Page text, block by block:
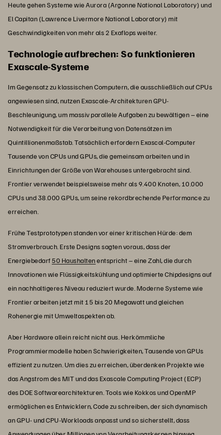
Heute gehen Systeme wie Aurora (Argonne National Laboratory) und
El Capitan (Lawrence Livermore National Laboratory) mit
Geschwindigkeiten von mehr als 2 Exaflops weiter.
Technologie aufbrechen: So funktionieren
Exascale-Systeme
Im Gegensatz zu klassischen Computern, die ausschließlich auf CPUs
angewiesen sind, nutzen Exascale-Architekturen GPU-
Beschleunigung, um massiv parallele Aufgaben zu bewältigen – eine
Notwendigkeit für die Verarbeitung von Datensätzen im
Quintillionenmaßstab. Tatsächlich erfordern Exascal-Computer
Tausende von CPUs und GPUs, die gemeinsam arbeiten und in
Einrichtungen der Größe von Warehouses untergebracht sind.
Frontier verwendet beispielsweise mehr als 9.400 Knoten, 10.000
CPUs und 38.000 GPUs, um seine rekordbrechende Performance zu
erreichen.
Frühe Testprototypen standen vor einer kritischen Hürde: dem
Stromverbrauch. Erste Designs sagten voraus, dass der
Energiebedarf 50 Haushaltenentspricht – eine Zahl, die durch
Innovationen wie Flüssigkeitskühlung und optimierte Chipdesigns auf
ein nachhaltigeres Niveau reduziert wurde. Moderne Systeme wie
Frontier arbeiten jetzt mit 15 bis 20 Megawatt und gleichen
Rohenergie mit Umweltaspekten ab.
Aber Hardware allein reicht nicht aus. Herkömmliche
Programmiermodelle haben Schwierigkeiten, Tausende von GPUs
effizient zu nutzen. Um dies zu erreichen, überdenken Projekte wie
das Angstrom des MIT und das Exascale Computing Project (ECP)
des DOE Softwarearchitekturen. Tools wie Kokkos und OpenMP
ermöglichen es Entwicklern, Code zu schreiben, der sich dynamisch
an GPU- und CPU-Workloads anpasst und so sicherstellt, dass